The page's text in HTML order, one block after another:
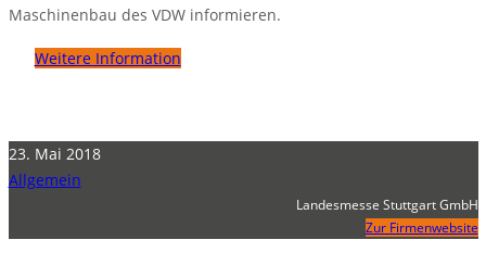
Maschinenbau des VDW informieren.
Weitere Information
23. Mai 2018
Allgemein
Landesmesse Stuttgart GmbH
Zur Firmenwebsite